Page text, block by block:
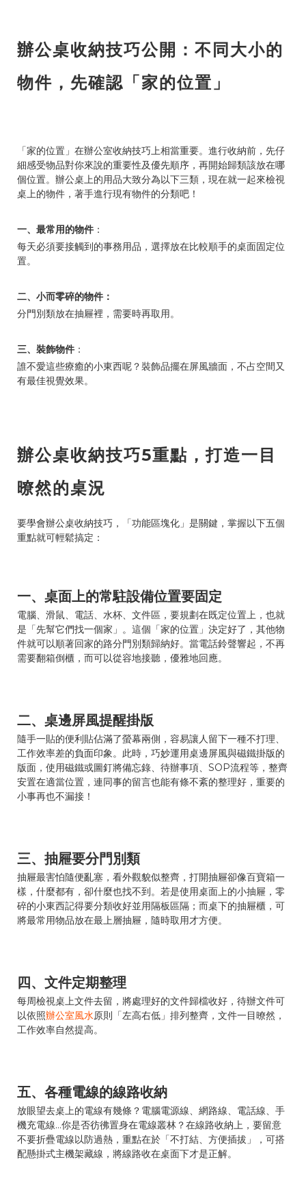
辦公桌收納技巧公開：不同大小的
物件，先確認「家的位置」
「家的位置」在辦公室收納技巧上相當重要。進行收納前，先仔
細感受物品對你來說的重要性及優先順序，再開始歸類該放在哪
個位置。辦公桌上的用品大致分為以下三類，現在就一起來檢視
桌上的物件，著手進行現有物件的分類吧！
一、最常用的物件 ：
每天必須要接觸到的事務用品，選擇放在比較順手的桌面固定位
置。
二、小而零碎的物件：
分門別類放在抽屜裡，需要時再取用。
三、裝飾物件 ：
誰不愛這些療癒的小東西呢？裝飾品擺在屏風牆面，不占空間又
有最佳視覺效果。
辦公桌收納技巧5重點，打造一目
暸然的桌況
要學會辦公桌收納技巧，「功能區塊化」是關鍵，掌握以下五個
重點就可輕鬆搞定：
一、桌面上的常駐設備位置要固定
電腦、滑鼠、電話、水杯、文件區，要規劃在既定位置上，也就
是「先幫它們找一個家」。這個「家的位置」決定好了，其他物
件就可以順著回家的路分門別類歸納好。當電話鈴聲響起，不再
需要翻箱倒櫃，而可以從容地接聽，優雅地回應。
二、桌邊屏風提醒掛版
隨手一貼的便利貼佔滿了螢幕兩側，容易讓人留下一種不打理、
工作效率差的負面印象。此時，巧妙運用桌邊屏風與磁鐵掛版的
版面，使用磁鐵或圖釘將備忘錄、待辦事項、SOP流程等，整齊
安置在適當位置，連同事的留言也能有條不紊的整理好，重要的
小事再也不漏接！
三、抽屜要分門別類
抽屜最害怕隨便亂塞，看外觀貌似整齊，打開抽屜卻像百寶箱一
樣，什麼都有，卻什麼也找不到。若是使用桌面上的小抽屜，零
碎的小東西記得要分類收好並用隔板區隔；而桌下的抽屜櫃，可
將最常用物品放在最上層抽屜，隨時取用才方便。
四、文件定期整理
每周檢視桌上文件去留，將處理好的文件歸檔收好，待辦文件可
以依照辦公室風水原則「左高右低」排列整齊，文件一目暸然，
工作效率自然提高。
五、各種電線的線路收納
放眼望去桌上的電線有幾條？電腦電源線、網路線、電話線、手
機充電線…你是否彷彿置身在電線叢林？在線路收納上，要留意
不要折疊電線以防過熱，重點在於「不打結、方便插拔」，可搭
配懸掛式主機架藏線，將線路收在桌面下才是正解。